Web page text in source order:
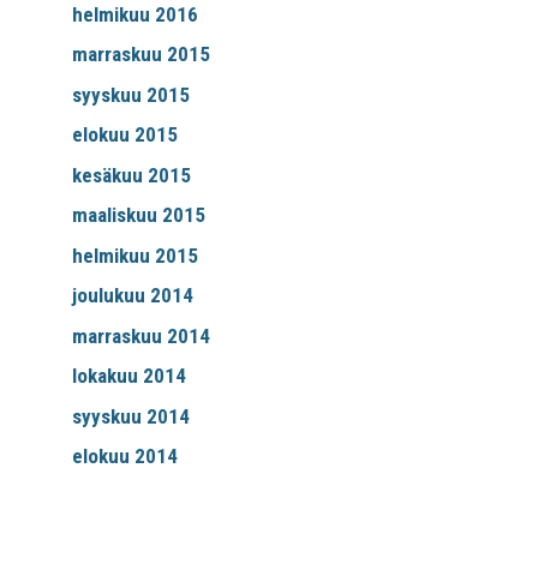
helmikuu 2016
marraskuu 2015
syyskuu 2015
elokuu 2015
kesäkuu 2015
maaliskuu 2015
helmikuu 2015
joulukuu 2014
marraskuu 2014
lokakuu 2014
syyskuu 2014
elokuu 2014